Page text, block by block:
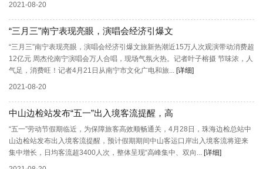
2021-08-20
“三月三”南宁表现亮眼，演唱会经济引爆文
“三月三”南宁表现亮眼，演唱会经济引爆文旅新热潮近15万人次观演带动消费超
12亿元 周杰伦南宁演唱会万人合唱，现场气氛火热。记者叶子榕摄 节味浓，人
气足，消费旺！记者4月21日从南宁市文化广电和旅... [详细]
2021-08-20
中山边检站发布“五一”出入境客流提醒，高
“五一”劳动节假期临近，为保障旅客高效顺畅通关，4月28日，珠海边检总站中
山边检站发布出入境客流提醒，预计假期期间中山客运口岸出入境客流将迎来
集中增长，日均客流超3400人次，整体呈现“高峰集中、双向... [详细]